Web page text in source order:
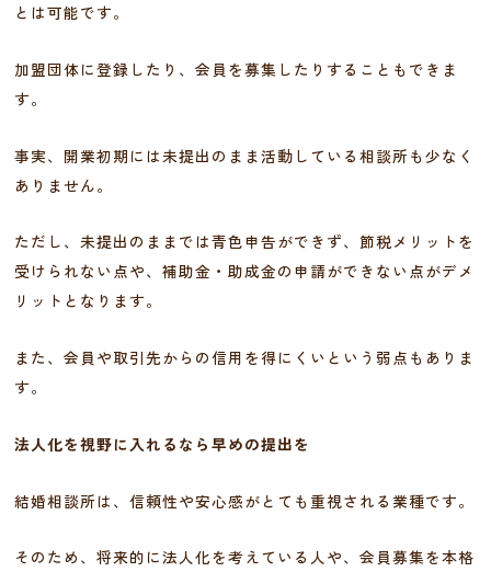
とは可能です。
加盟団体に登録したり、会員を募集したりすることもできま
す。
事実、開業初期には未提出のまま活動している相談所も少なく
ありません。
ただし、未提出のままでは青色申告ができず、節税メリットを
受けられない点や、補助金・助成金の申請ができない点がデメ
リットとなります。
また、会員や取引先からの信用を得にくいという弱点もありま
す。
法人化を視野に入れるなら早めの提出を
結婚相談所は、信頼性や安心感がとても重視される業種です。
そのため、将来的に法人化を考えている人や、会員募集を本格